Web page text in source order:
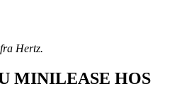
Hertz.
MINILEASE HOS